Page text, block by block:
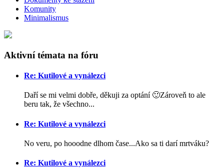
Komunity
Minimalismus
Aktivní témata na fóru
Re: Kutilové a vynálezci
Daří se mi velmi dobře, děkuji za optání 🙂Zároveň to ale
beru tak, že všechno...
Re: Kutilové a vynálezci
No veru, po hooodne dlhom čase...Ako sa ti darí mrtváku?
Re: Kutilové a vynálezci